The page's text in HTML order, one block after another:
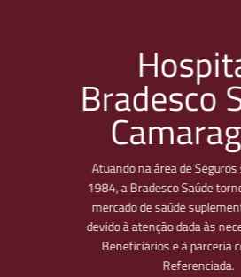
Bradesco
Atuando na área de
1984, a Bradesco Saúde
mercado de saúde
devido à atenção dada às
Beneficiários e à parceria
Referenciada.